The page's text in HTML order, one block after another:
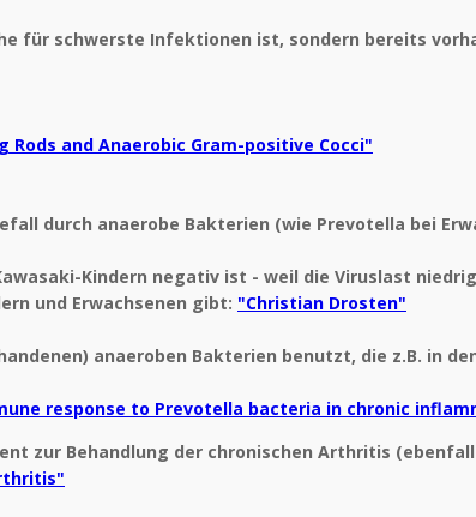
für schwerste Infektionen ist, sondern bereits
and Anaerobic Gram-positive Cocci"
durch anaerobe Bakterien (wie Prevotella bei
Kindern negativ ist - weil die Viruslast
und Erwachsenen gibt: "Christian Drosten"
anaeroben Bakterien benutzt, die z.B. in
response to Prevotella bacteria in chronic
zur Behandlung der chronischen Arthritis